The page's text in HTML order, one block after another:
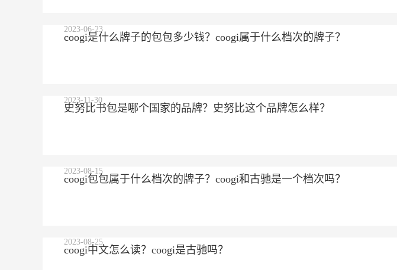
coogi是什么牌子的包包多少钱？coogi属于什么档次的牌子？
2023-06-23
史努比书包是哪个国家的品牌？史努比这个品牌怎么样？
2023-11-30
coogi包包属于什么档次的牌子？coogi和古驰是一个档次吗？
2023-08-15
coogi中文怎么读？coogi是古驰吗？
2023-08-25